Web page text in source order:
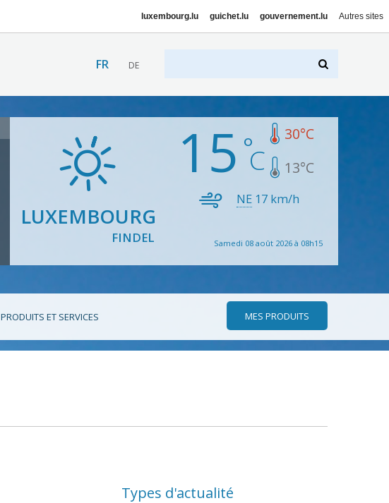
luxembourg.lu guichet.lu gouvernement.lu Autres sites
FR DE
LUXEMBOURG
FINDEL
15 30°C
13°C
NE 17 km/h
Samedi 08 août 2026 à 08h15
PRODUITS ET SERVICES MES PRODUITS
Types d'actualité